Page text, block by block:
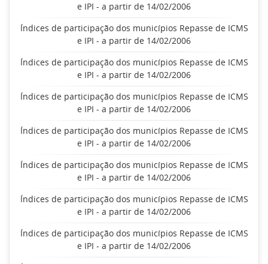
e IPI - a partir de 14/02/2006
Índices de participação dos municípios Repasse de ICMS
e IPI - a partir de 14/02/2006
Índices de participação dos municípios Repasse de ICMS
e IPI - a partir de 14/02/2006
Índices de participação dos municípios Repasse de ICMS
e IPI - a partir de 14/02/2006
Índices de participação dos municípios Repasse de ICMS
e IPI - a partir de 14/02/2006
Índices de participação dos municípios Repasse de ICMS
e IPI - a partir de 14/02/2006
Índices de participação dos municípios Repasse de ICMS
e IPI - a partir de 14/02/2006
Índices de participação dos municípios Repasse de ICMS
e IPI - a partir de 14/02/2006